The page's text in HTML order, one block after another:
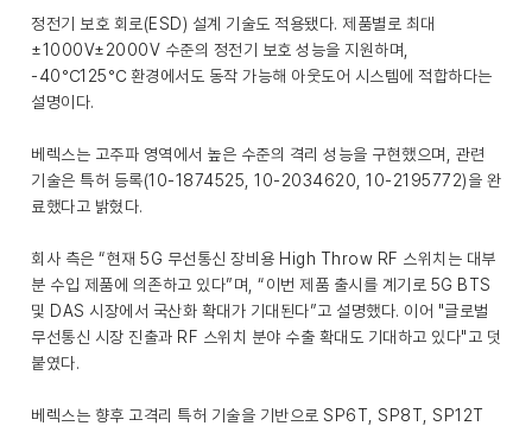
정전기 보호 회로(ESD) 설계 기술도 적용됐다. 제품별로 최대
±1000V±2000V 수준의 정전기 보호 성능을 지원하며,
-40℃125℃ 환경에서도 동작 가능해 아웃도어 시스템에 적합하다는
설명이다.
베렉스는 고주파 영역에서 높은 수준의 격리 성능을 구현했으며, 관련
기술은 특허 등록(10-1874525, 10-2034620, 10-2195772)을 완
료했다고 밝혔다.
회사 측은 “현재 5G 무선통신 장비용 High Throw RF 스위치는 대부
분 수입 제품에 의존하고 있다”며, “이번 제품 출시를 계기로 5G BTS
및 DAS 시장에서 국산화 확대가 기대된다”고 설명했다. 이어 "글로벌
무선통신 시장 진출과 RF 스위치 분야 수출 확대도 기대하고 있다"고 덧
붙였다.
베렉스는 향후 고격리 특허 기술을 기반으로 SP6T, SP8T, SP12T